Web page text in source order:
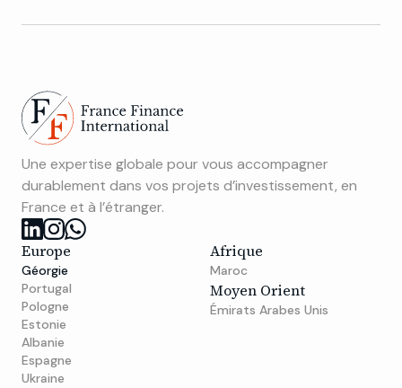
Une expertise globale pour vous accompagner
durablement dans vos projets d’investissement, en
France et à l’étranger.
Europe
Géorgie
Portugal
Pologne
Estonie
Albanie
Espagne
Ukraine
Afrique
Maroc
Moyen Orient
Émirats Arabes Unis